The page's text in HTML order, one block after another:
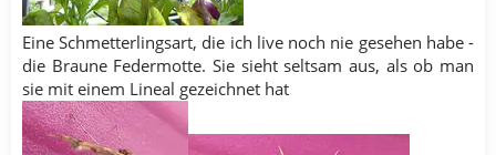
Eine Schmetterlingsart, die ich live noch nie gesehen habe -
die Braune Federmotte. Sie sieht seltsam aus, als ob man
sie mit einem Lineal gezeichnet hat